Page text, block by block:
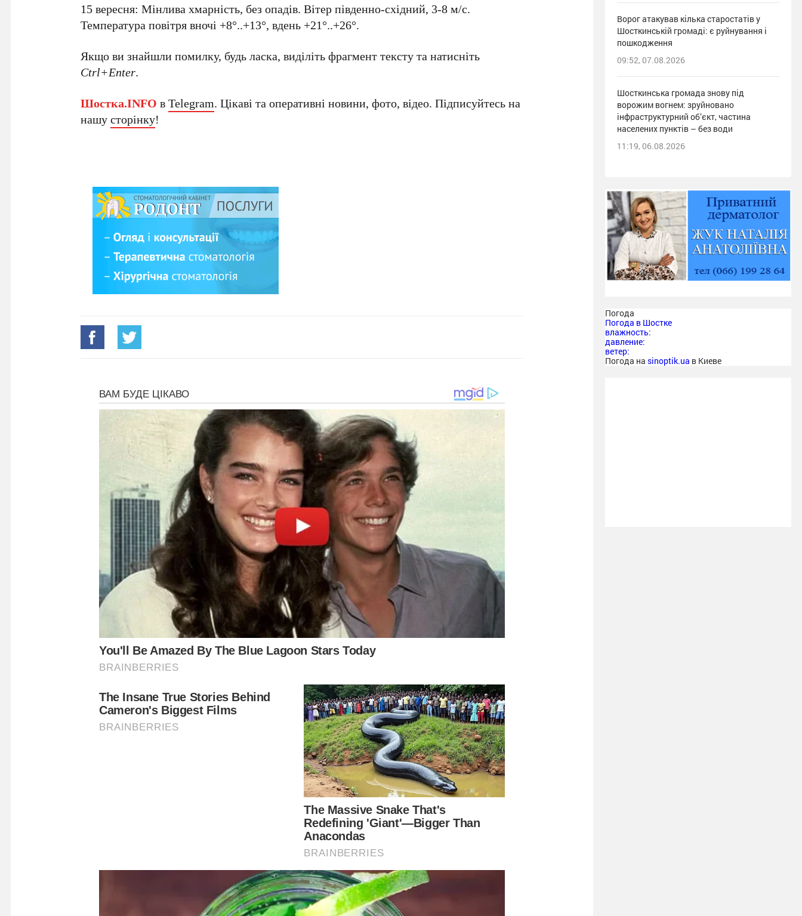
15 вересня: Мінлива хмарність, без опадів. Вітер південно-східний, 3-8 м/с.
Температура повітря вночі +8°..+13°, вдень +21°..+26°.
Якщо ви знайшли помилку, будь ласка, виділіть фрагмент тексту та натисніть
Ctrl+Enter.
Шостка.INFO вTelegram. Цікаві та оперативні новини, фото, відео. Підписуйтесь на
нашусторінку!
Ворог атакував кілька старостатів у
Шосткинській громаді: є руйнування і
пошкодження
09:52, 07.08.2026
Шосткинська громада знову під
ворожим вогнем: зруйновано
інфраструктурний об’єкт, частина
населених пунктів – без води
11:19, 06.08.2026
Погода
Погода в Шостке
влажность:
давление:
ветер:
Погода на sinoptik.ua в Киеве